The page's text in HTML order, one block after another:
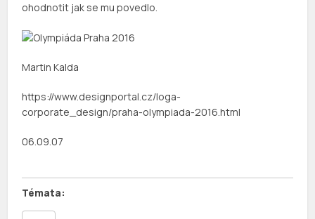
ohodnotit jak se mu povedlo.
Martin Kalda
https://www.designportal.cz/loga-
corporate_design/praha-olympiada-2016.html
06.09.07